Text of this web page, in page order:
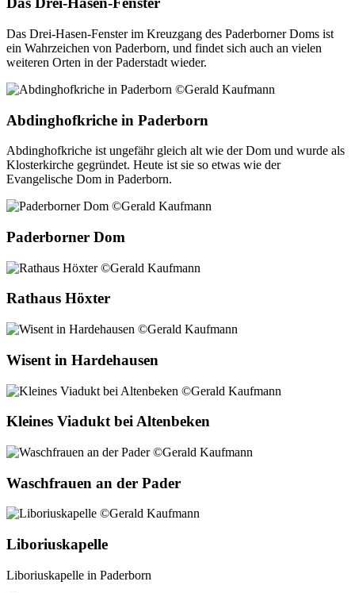
Das Drei-Hasen-Fenster im Kreuzgang des Paderborner Doms ist
ein Wahrzeichen von Paderborn, und findet sich auch an vielen
weiteren Orten in der Paderstadt wieder.
Abdinghofkriche in Paderborn
Abdinghofkriche ist ungefähr gleich alt wie der Dom und wurde als
Klosterkirche gegründet. Heute ist sie so etwas wie der
Evangelische Dom in Paderborn.
Paderborner Dom
Rathaus Höxter
Wisent in Hardehausen
Kleines Viadukt bei Altenbeken
Waschfrauen an der Pader
Liboriuskapelle
Liboriuskapelle in Paderborn